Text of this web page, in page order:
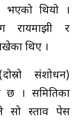
थियो ।
रायमाझी र
थिए ।
संशोधन)
छ । समितिका
प्रस्ताव पेस